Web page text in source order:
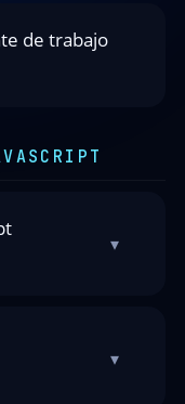
de trabajo
▾
▾